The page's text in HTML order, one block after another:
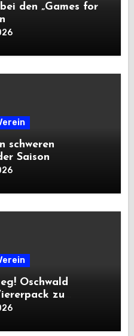
den „Games for
schweren
Saison
Oschwald
zu